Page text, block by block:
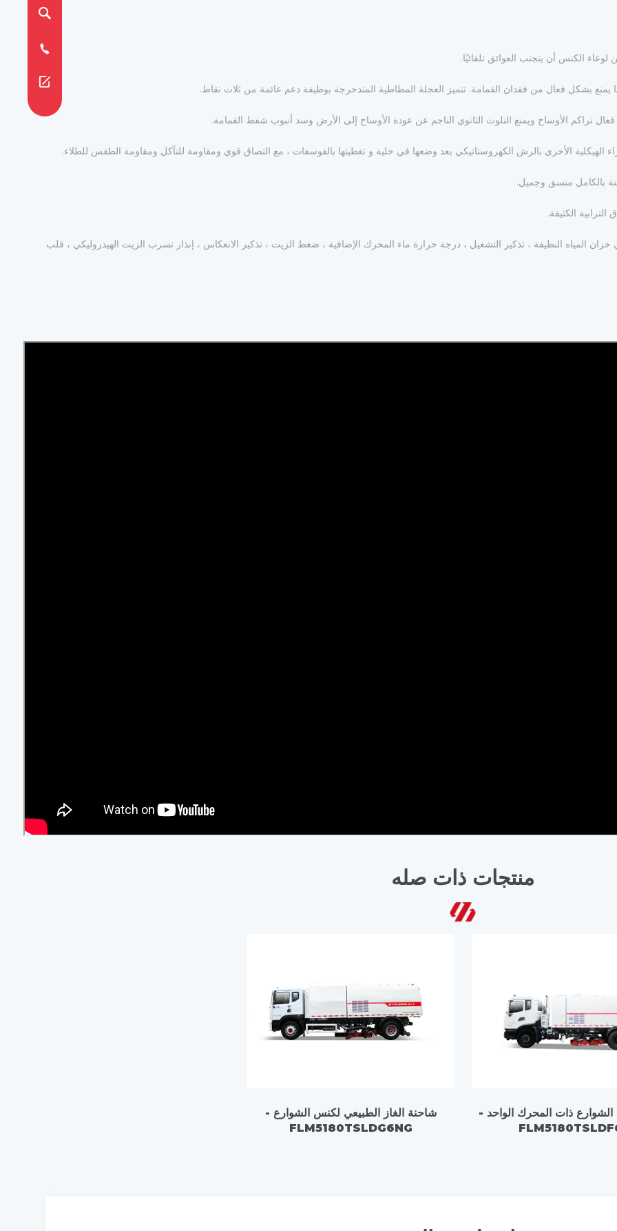
الكنس أن يتجنب العوائق تلقائيًا.
بشكل فعال من فقدان القمامة. تتميز العجلة المطاطية المتدحرجة بوظيفة دعم عائمة من ثلاث نقاط.
تراكم الأوساخ ويمنع التلوث الثانوي الناجم عن عودة الأوساخ إلى الأرض وسد أنبوب شفط القمامة.
الأخرى بالرش الكهروستاتيكي بعد وضعها في خلية و تغطيتها بالفوسفات ، مع التصاق قوي ومقاومة للتآكل ومقاومة الطقس للطلاء.
بالكامل منسق وجميل.
الكثيفة.
المياه النظيفة ، تذكير التشغيل ، درجة حرارة ماء المحرك الإضافية ، ضغط الزيت ، تذكير الانعكاس ، إنذار تسرب الزيت الهيدروليكي ، قلب
منتجات ذات صله
ذات المحرك الواحد -
شاحنة الغاز الطبيعي لكنس الشوارع -
FLM5180TSLDG6NG